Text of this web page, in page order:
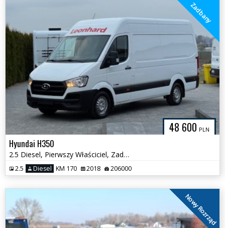
48 600 PLN
Zadbany
Hyundai H350
2.5 Diesel, Pierwszy Właściciel, Zadbany
2.5 Diesel KM 170 2018 206000
Nowy Rozrząd